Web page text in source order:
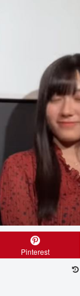
Pinterest